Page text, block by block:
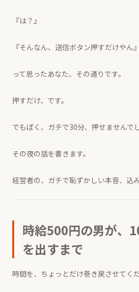
『は？』
『そんなん、送信ボタン押すだけやん』
って思ったあなた、その通りです。
押すだけ、です。
でもぼく、ガチで30分、押せませんでし
その夜の話を書きます。
経営者の、ガチで恥ずかしい本音、込み
時給500円の男が、
を出すまで
時間を、ちょっとだけ巻き戻させてくだ